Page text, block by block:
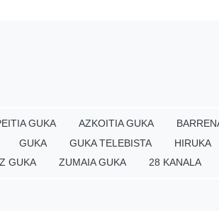
GUKA AZKOITIA GUKA
GUKA
GUKA TELEBISTA
HIRUKA
GUKA
ZUMAIA GUKA 28 KANALA